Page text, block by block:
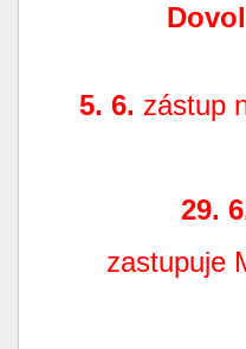
5. 6. zástup
29.
zastupuje